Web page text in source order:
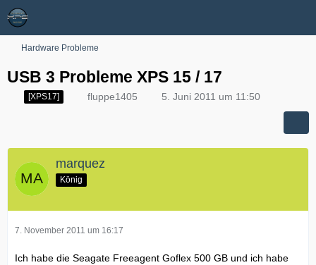
Hardware Probleme
USB 3 Probleme XPS 15 / 17
[XPS17] fluppe1405 5. Juni 2011 um 11:50
marquez
König
7. November 2011 um 16:17
Ich habe die Seagate Freeagent Goflex 500 GB und ich habe